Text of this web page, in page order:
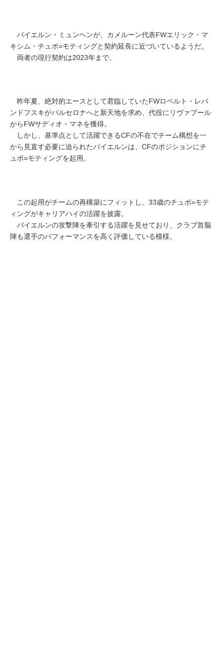
バイエルン・ミュンヘンが、カメルーン代表FWエリック・マ
キシム・チュポ=モティングと契約延長に近づいているようだ。
両者の現行契約は2023年まで。
昨年夏、絶対的エースとして君臨していたFWロベルト・レバ
ンドフスキがバルセロナへと新天地を求め、代役にリヴァプール
からFWサディオ・マネを獲得。
しかし、基準点として活躍できるCFの不在でチーム構想を一
から見直す必要に迫られたバイエルンは、CFのポジションにチ
ュポ=モティングを起用。
この起用がチームの再構築にフィットし、33歳のチュポ=モテ
ィングがキャリアハイの活躍を披露。
バイエルンの攻撃陣を牽引する活躍を見せており、クラブ首脳
陣も選手のパフォーマンスを高く評価している模様。